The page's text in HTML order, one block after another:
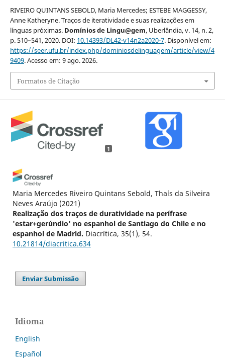
RIVEIRO QUINTANS SEBOLD, Maria Mercedes; ESTEBE MAGGESSY,
Anne Katheryne. Traços de iteratividade e suas realizações em
línguas próximas. Domínios de Lingu@gem, Uberlândia, v. 14, n. 2,
p. 510–541, 2020. DOI: 10.14393/DL42-v14n2a2020-7. Disponível em:
https://seer.ufu.br/index.php/dominiosdelinguagem/article/view/4
9409. Acesso em: 9 ago. 2026.
Formatos de Citação
1
Maria Mercedes Riveiro Quintans Sebold, Thaís da Silveira
Neves Araújo (2021)
Realização dos traços de duratividade na perífrase
'estar+gerúndio' no espanhol de Santiago do Chile e no
espanhol de Madrid. Diacrítica, 35(1), 54.
10.21814/diacritica.634
Enviar Submissão
Idioma
English
Español